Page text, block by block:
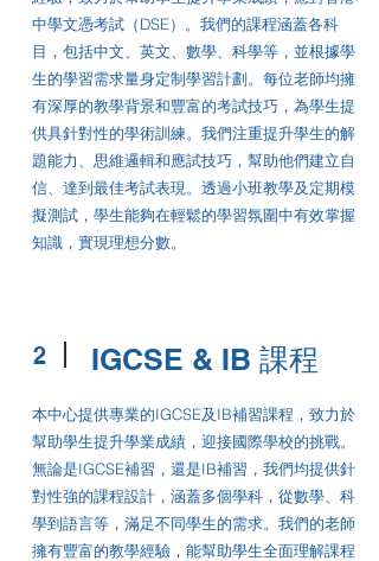
中學文憑考試（DSE）。我們的課程涵蓋各科
目，包括中文、英文、數學、科學等，並根據學
生的學習需求量身定制學習計劃。每位老師均擁
有深厚的教學背景和豐富的考試技巧，為學生提
供具針對性的學術訓練。我們注重提升學生的解
題能力、思維邏輯和應試技巧，幫助他們建立自
信、達到最佳考試表現。透過小班教學及定期模
擬測試，學生能夠在輕鬆的學習氛圍中有效掌握
知識，實現理想分數。
2 IGCSE & IB 課程
本中心提供專業的IGCSE及IB補習課程，致力於
幫助學生提升學業成績，迎接國際學校的挑戰。
無論是IGCSE補習，還是IB補習，我們均提供針
對性強的課程設計，涵蓋多個學科，從數學、科
學到語言等，滿足不同學生的需求。我們的老師
擁有豐富的教學經驗，能幫助學生全面理解課程